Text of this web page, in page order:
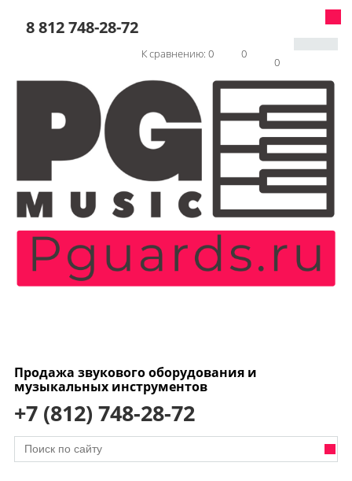
8 812 748-28-72
0
0
К сравнению: 0
Продажа звукового оборудования и
музыкальных инструментов
+7 (812) 748-28-72